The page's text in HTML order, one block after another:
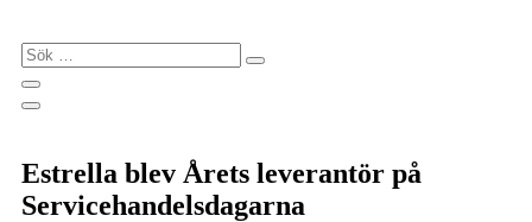
Estrella blev Årets leverantör på
Servicehandelsdagarna